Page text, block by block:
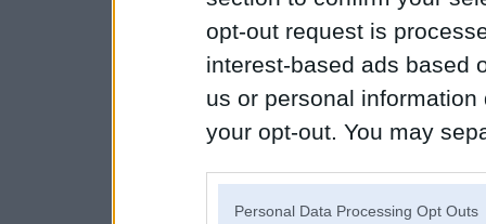
opt-out request is
interest-based ads based
us or personal
your opt-out. You may
Personal Data Processing Opt Outs